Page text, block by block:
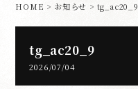
HOME > お知らせ > tg_ac20_9
tg_ac20_9
2026/07/04